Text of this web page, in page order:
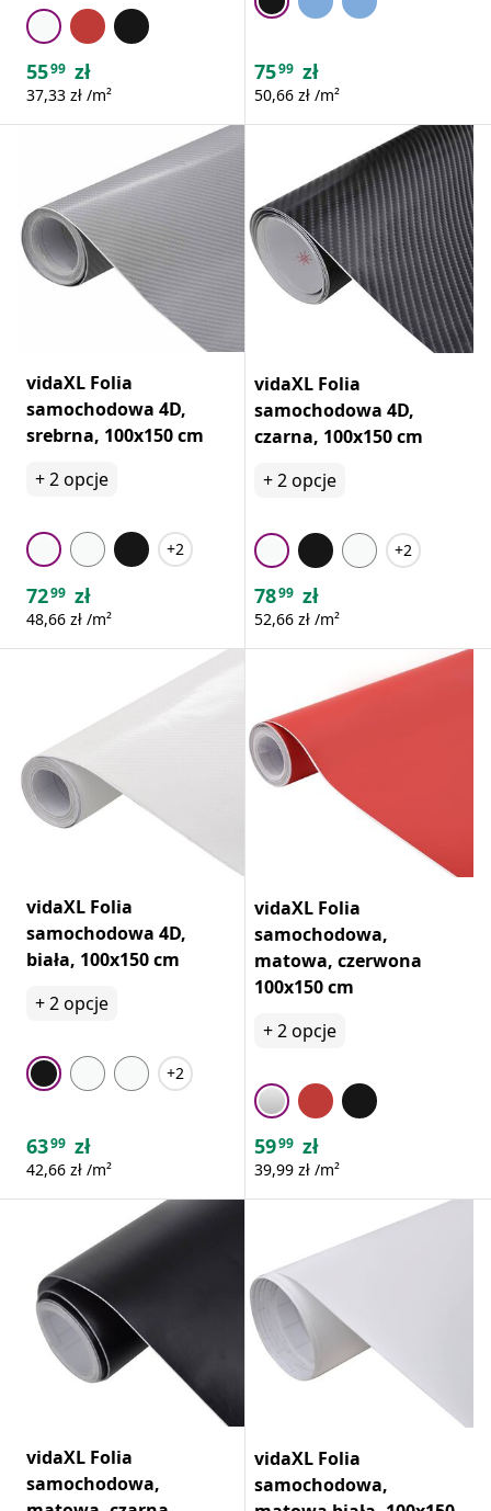
5599 zł
37,33 zł /m²
7599 zł
50,66 zł /m²
vidaXL Folia
samochodowa 4D,
srebrna, 100x150 cm
+2opcje
+2
7299 zł
48,66 zł /m²
vidaXL Folia
samochodowa 4D,
czarna, 100x150 cm
+2opcje
+2
7899 zł
52,66 zł /m²
vidaXL Folia
samochodowa 4D,
biała, 100x150 cm
+2opcje
+2
6399 zł
42,66 zł /m²
vidaXL Folia
samochodowa,
matowa, czerwona
100x150 cm
+2opcje
5999 zł
39,99 zł /m²
vidaXL Folia
samochodowa,
vidaXL Folia
samochodowa,